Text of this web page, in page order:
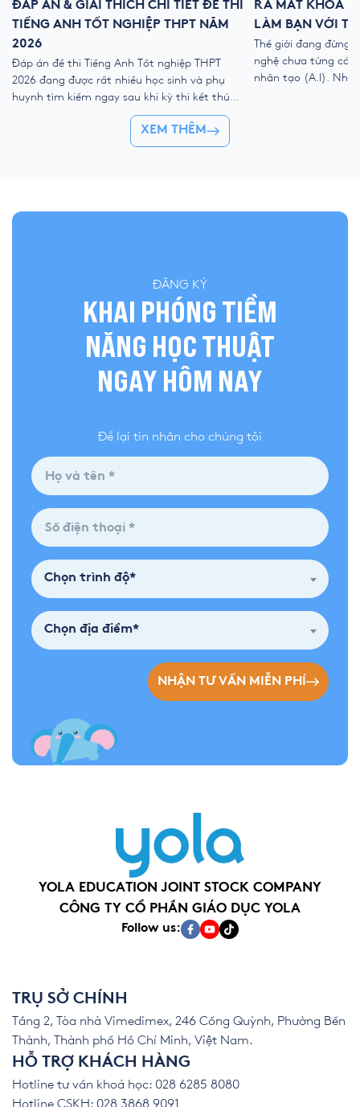
ĐÁP ÁN & GIẢI THÍCH CHI TIẾT ĐỀ THI
TIẾNG ANH TỐT NGHIỆP THPT NĂM
2026
Đáp án đề thi Tiếng Anh Tốt nghiệp THPT
2026 đang được rất nhiều học sinh và phụ
huynh tìm kiếm ngay sau khi kỳ thi kết thúc.
Để giúp thí sinh nhanh chóng đối chiếu kết
quả và đánh giá bài làm của mình, YOLA cập
nhật đề thi chính thức, đáp án tham […]
RA MẮT KHÓA
LÀM BẠN VỚI
Thế giới đang đứng
nghệ chưa từng có
nhân tạo (A.I).
XEM THÊM
ĐĂNG KÝ
KHAI PHÓNG TIỀM
NĂNG HỌC THUẬT
NGAY HÔM NAY
Để lại tin nhắn cho chúng tôi
Chọn trình độ*
Chọn địa điểm*
NHẬN TƯ VẤN MIỄN PHÍ
YOLA EDUCATION JOINT STOCK COMPANY
CÔNG TY CỔ PHẦN GIÁO DỤC YOLA
Follow us:
TRỤ SỞ CHÍNH
Tầng 2, Tòa nhà Vimedimex, 246 Cống Quỳnh, Phường Bến
Thành, Thành phố Hồ Chí Minh, Việt Nam.
HỖ TRỢ KHÁCH HÀNG
Hotline tư vấn khoá học: 028 6285 8080
Hotline CSKH: 028 3868 9091